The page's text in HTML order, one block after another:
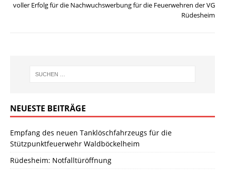
voller Erfolg für die Nachwuchswerbung für die Feuerwehren der VG
Rüdesheim
NEUESTE BEITRÄGE
Empfang des neuen Tanklöschfahrzeugs für die
Stützpunktfeuerwehr Waldböckelheim
Rüdesheim: Notfalltüröffnung